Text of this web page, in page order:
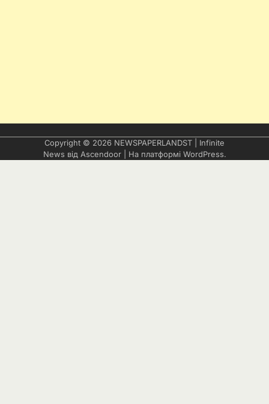
Copyright © 2026 NEWSPAPERLANDST | Infinite
News від Ascendoor| На платформі WordPress.